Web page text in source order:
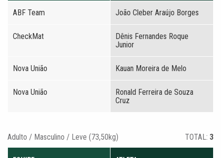
ABF Team João Cleber Araújo Borges
CheckMat
Dênis Fernandes Roque
Junior
Nova União Kauan Moreira de Melo
Nova União
Ronald Ferreira de Souza
Cruz
Adulto / Masculino / Leve (73,50kg) TOTAL: 3